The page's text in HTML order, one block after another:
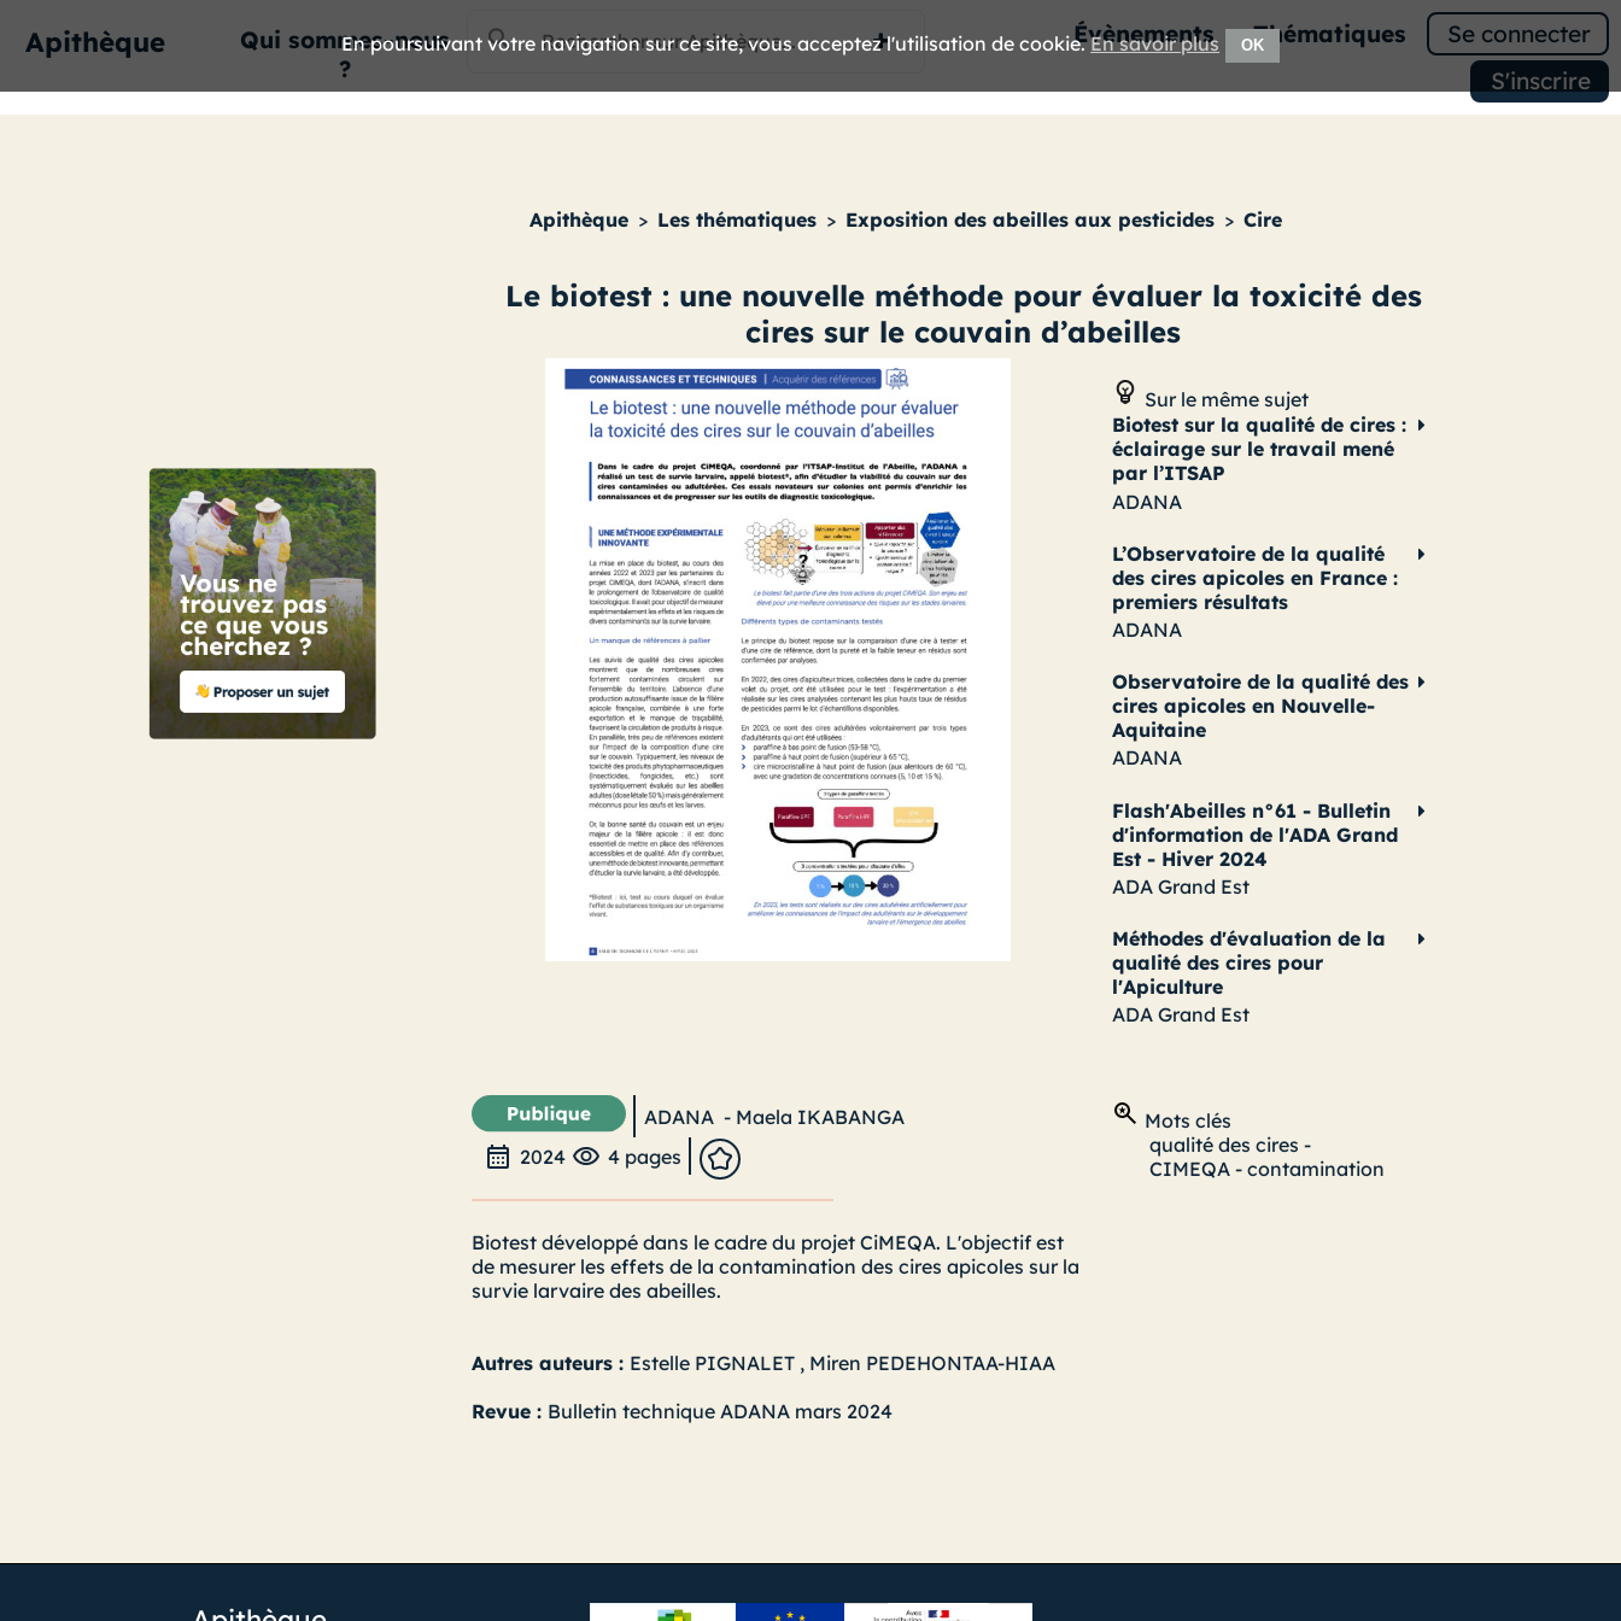
Apithèque
Qui sommes-nous
?
Évènements Thématiques
Se connecter
S'inscrire
Apithèque > Les thématiques > Exposition des abeilles aux pesticides > Cire
Le biotest : une nouvelle méthode pour évaluer la toxicité des
cires sur le couvain d’abeilles
Sur le même sujet
Biotest sur la qualité de cires :
éclairage sur le travail mené
par l’ITSAP
ADANA
L’Observatoire de la qualité
des cires apicoles en France :
premiers résultats
ADANA
Observatoire de la qualité des
cires apicoles en Nouvelle-
Aquitaine
ADANA
Flash'Abeilles n°61 - Bulletin
d'information de l'ADA Grand
Est - Hiver 2024
ADA Grand Est
Méthodes d'évaluation de la
qualité des cires pour
l'Apiculture
ADA Grand Est
ADANA - Maela IKABANGA
2024
4 pages
Mots clés
qualité des cires -
CIMEQA- contamination
Biotest développé dans le cadre du projet CiMEQA. L'objectif est
de mesurer les effets de la contamination des cires apicoles sur la
survie larvaire des abeilles.
Autres auteurs : Estelle PIGNALET , Miren PEDEHONTAA-HIAA
Revue : Bulletin technique ADANA mars 2024
En poursuivant votre navigation sur ce site, vous acceptez l'utilisation de cookie.En savoir plus OK